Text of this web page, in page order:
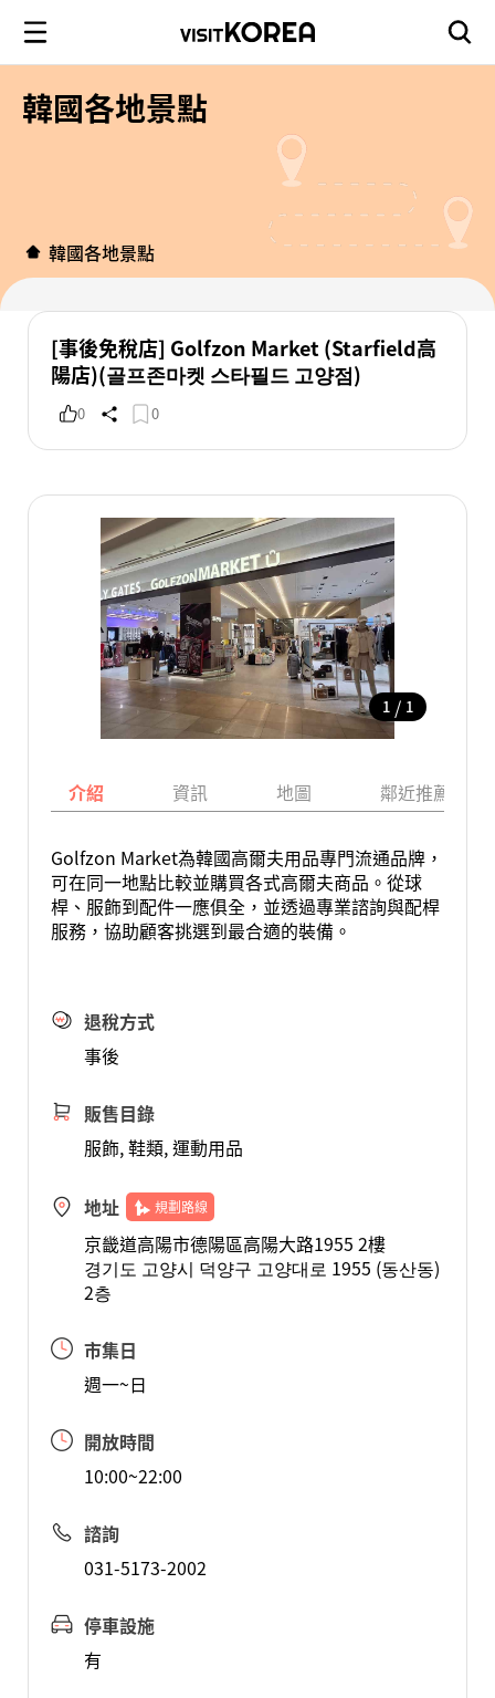
韓國各地景點
韓國各地景點
[事後免稅店] Golfzon Market (Starfield高
陽店)(골프존마켓 스타필드 고양점)
0 0
1 / 1
介紹 資訊 地圖 鄰近推薦景點
Golfzon Market為韓國高爾夫用品專門流通品牌，
可在同一地點比較並購買各式高爾夫商品。從球
桿、服飾到配件一應俱全，並透過專業諮詢與配桿
服務，協助顧客挑選到最合適的裝備。
退稅方式
事後
販售目錄
服飾, 鞋類, 運動用品
地址 規劃路線
京畿道高陽市德陽區高陽大路1955 2樓
경기도 고양시 덕양구 고양대로 1955 (동산동)
2층
市集日
週一~日
開放時間
10:00~22:00
諮詢
031-5173-2002
停車設施
有